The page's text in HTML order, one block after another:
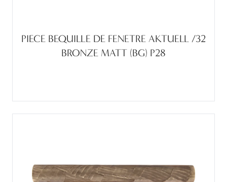
PIECE BEQUILLE DE FENETRE AKTUELL /32
BRONZE MATT (BG) P28